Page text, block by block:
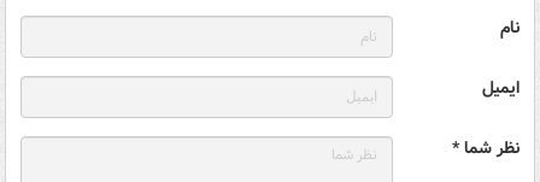
نام
ایمیل
نظر شما *